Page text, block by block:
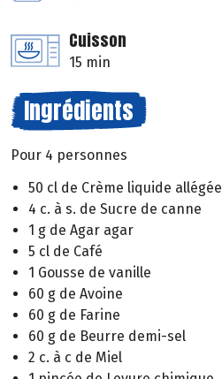
Cuisson
15 min
Ingrédients
Pour 4 personnes
50 cl de Crème liquide allégée
4 c. à s. de Sucre de canne
1 g de Agar agar
5 cl de Café
1 Gousse de vanille
60 g de Avoine
60 g de Farine
60 g de Beurre demi-sel
2 c. à c de Miel